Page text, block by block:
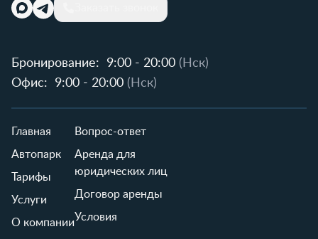
Бронирование: 9:00 - 20:00 (Нск)
Офис:
9:00 - 20:00 (Нск)
Главная
Автопарк
Тарифы
Услуги
О компании
Вопрос-ответ
Аренда для
юридических лиц
Договор аренды
Условия